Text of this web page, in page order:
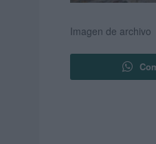
Imagen de archivo